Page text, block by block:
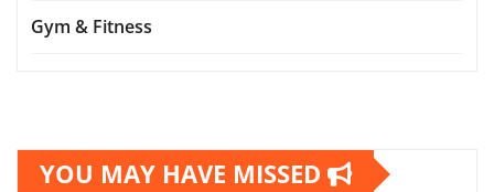
Gym & Fitness
YOU MAY HAVE MISSED